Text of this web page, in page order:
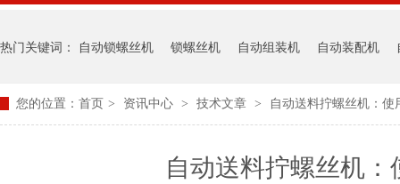
热门关键词： 自动锁螺丝机 锁螺丝机 自动组装机 自动装配机
您的位置： 首页 > 资讯中心 > 技术文章 > 自动送料拧螺丝机：
自动送料拧螺丝机